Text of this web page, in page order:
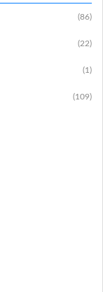
(86)
(22)
(1)
(109)